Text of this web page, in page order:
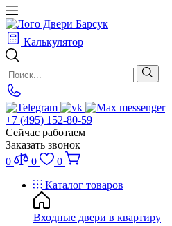
Калькулятор
+7 (495) 152-80-59
Сейчас работаем
Заказать звонок
0
0
0
Каталог товаров
Входные двери в квартиру